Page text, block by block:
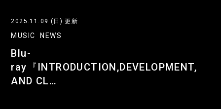
2025.11.09 (日) 更新
MUSIC NEWS
Blu-
ray『INTRODUCTION,DEVELOPMENT,
AND CL…